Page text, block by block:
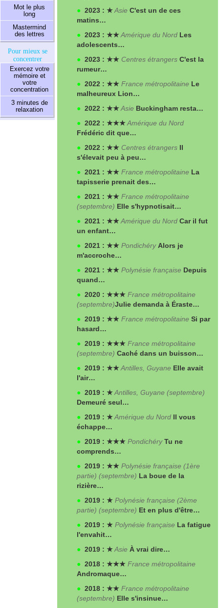
Mot le plus
long
Mastermind
des lettres
Pour mieux se
concentrer
Exercez votre
mémoire et
votre
concentration
3 minutes de
relaxation
● 2023 : ★Asie C'est un de ces
matins…
● 2023 : ★★Amérique du Nord Les
adolescents…
● 2023 : ★★ Centres étrangers C'est la
rumeur…
● 2022 : ★★ France métropolitaine Le
malheureux Lion…
● 2022 : ★★Asie Buckingham resta…
● 2022 : ★★★Amérique du Nord
Frédéric dit que…
● 2022 : ★★ Centres étrangers Il
s'élevait peu à peu…
● 2021 : ★★ France métropolitaine La
tapisserie prenait des…
● 2021 : ★★ France métropolitaine
(septembre) Elle s'hypnotisait…
● 2021 : ★★Amérique du Nord Car il fut
un enfant…
● 2021 : ★★ Pondichéry Alors je
m'accroche…
● 2021 : ★★ Polynésie française Depuis
quand…
● 2020 : ★★★ France métropolitaine
(septembre)Julie demanda à Éraste…
● 2019 : ★★ France métropolitaine Si par
hasard…
● 2019 : ★★★ France métropolitaine
(septembre) Caché dans un buisson…
● 2019 : ★★Antilles, Guyane Elle avait
l'air…
● 2019 : ★Antilles, Guyane (septembre)
Demeuré seul…
● 2019 : ★Amérique du Nord Il vous
échappe…
● 2019 : ★★★ PondichéryTu ne
comprends…
● 2019 : ★★ Polynésie française (1ère
partie) (septembre) La boue de la
rizière…
● 2019 : ★ Polynésie française (2ème
partie) (septembre) Et en plus d'être…
● 2019 : ★ Polynésie française La fatigue
l'envahit…
● 2019 : ★Asie À vrai dire…
● 2018 : ★★★ France métropolitaine
Andromaque…
● 2018 : ★★ France métropolitaine
(septembre) Elle s'insinue…